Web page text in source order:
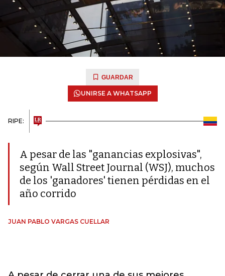
GUARDAR
UNIRSE A WHATSAPP
RIPE:
A pesar de las "ganancias explosivas",
según Wall Street Journal (WSJ), muchos
de los 'ganadores' tienen pérdidas en el
año corrido
JUAN PABLO VARGAS CUELLAR